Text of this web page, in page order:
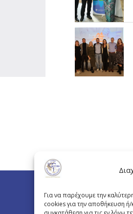
Για να παρέχουμε την
cookies για την αποθήκευση